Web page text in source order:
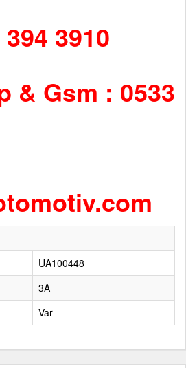
3910
& Gsm : 0533
UA100448
3A
Var